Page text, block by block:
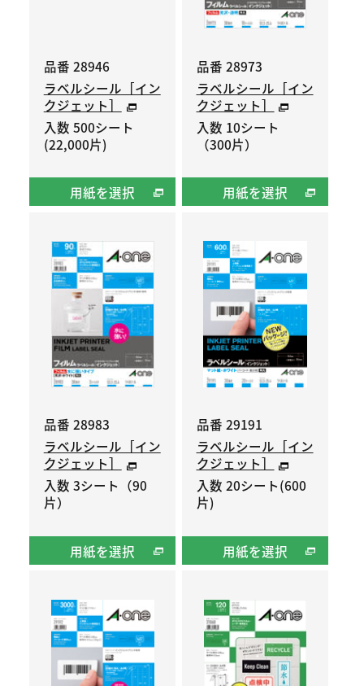
品番 28946
ラベルシール［イン
クジェット］
入数 500シート
(22,000片)
用紙を選択
品番 28973
ラベルシール［イン
クジェット］
入数 10シート
（300片）
用紙を選択
品番 28983
ラベルシール［イン
クジェット］
入数 3シート（90
片）
用紙を選択
品番 29191
ラベルシール［イン
クジェット］
入数 20シート(600
片)
用紙を選択